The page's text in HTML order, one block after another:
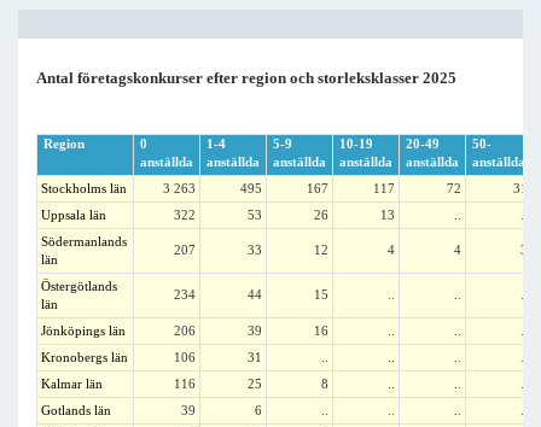
Antal företagskonkurser efter region och storleksklasser 2025
Region
0
anställda
1-4
anställda
5-9
anställda
10-19
anställda
20-49
anställda
50-
anställda
Stockholms län 3 263 495 167 117 72
31
Uppsala län
322 53 26 13
Södermanlands
län
207 33 12 4 4 3
Östergötlands
län
234 44 15
Jönköpings län 206 39 16
Kronobergs län
106 31
Kalmar län
116 25 8
Gotlands län
39 6